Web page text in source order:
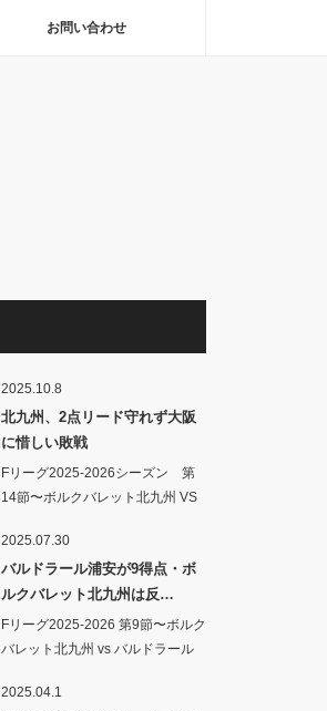
お問い合わせ
2025.10.8
北九州、2点リード守れず大阪
に惜しい敗戦
Fリーグ2025-2026シーズン 第
14節〜ボルクバレット北九州 VS
2025.07.30
バルドラール浦安が9得点・ボ
ルクバレット北九州は反…
Fリーグ2025-2026 第9節〜ボルク
バレット北九州 vs バルドラール
2025.04.1